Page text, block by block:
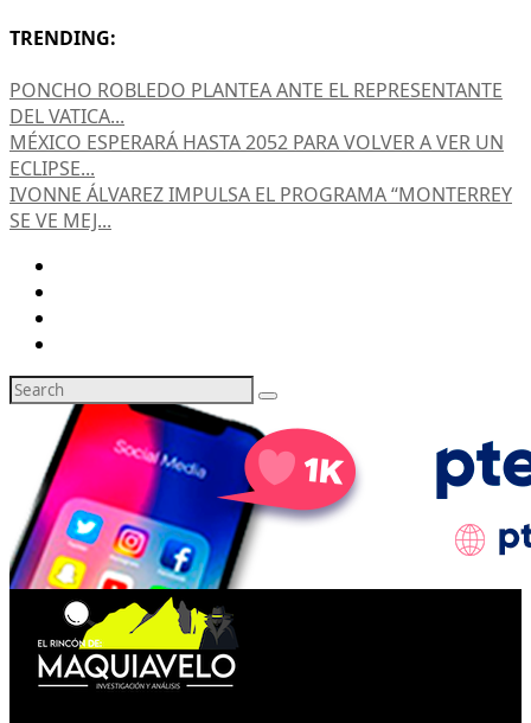
TRENDING:
PONCHO ROBLEDO PLANTEA ANTE EL REPRESENTANTE
DEL VATICA...
MÉXICO ESPERARÁ HASTA 2052 PARA VOLVER A VER UN
ECLIPSE...
IVONNE ÁLVAREZ IMPULSA EL PROGRAMA “MONTERREY
SE VE MEJ...